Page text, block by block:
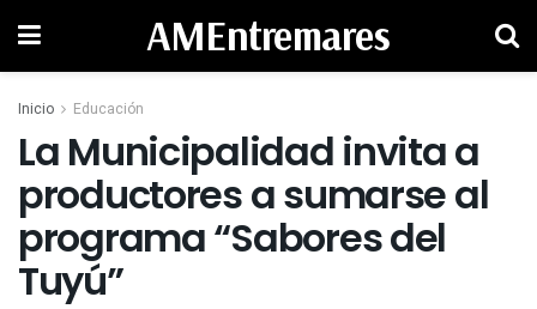
AMEntremares
Inicio Educación
La Municipalidad invita a
productores a sumarse al
programa “Sabores del
Tuyú”